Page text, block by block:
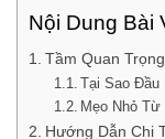
Nội Dung Bài
Tầm Quan
Tại Sao Đầu
Mẹo Nhỏ
Hướng Dẫn Chi